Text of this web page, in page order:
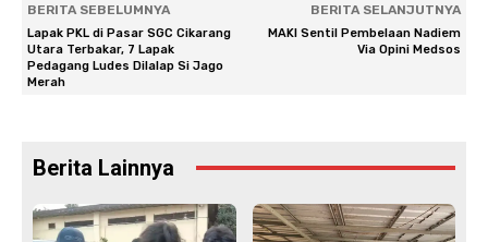
BERITA SEBELUMNYA
Lapak PKL di Pasar SGC Cikarang
Utara Terbakar, 7 Lapak
Pedagang Ludes Dilalap Si Jago
Merah
BERITA SELANJUTNYA
MAKI Sentil Pembelaan Nadiem
Via Opini Medsos
Berita Lainnya